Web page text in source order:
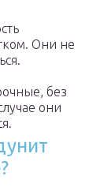
Они не
без
они